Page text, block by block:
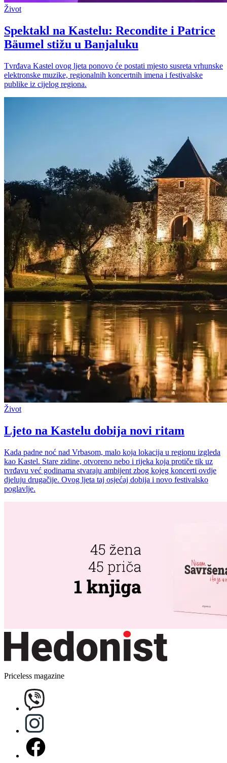
Život
Spektakl na Kastelu: Recondite i Patrice
Bäumel stižu u Banjaluku
Tvrđava Kastel ovog ljeta ponovo će postati mjesto susreta vrhunske
elektronske muzike, regionalnih koncertnih imena i festivalske
publike iz cijelog regiona.
Život
Ljeto na Kastelu dobija novi ritam
Kada padne noć nad Vrbasom, malo koja lokacija u regionu izgleda
kao Kastel. Stare zidine, otvoreno nebo i rijeka koja protiče tik uz
tvrđavu već godinama stvaraju ambijent zbog kojeg koncerti ovdje
djeluju drugačije. Ovog ljeta taj osjećaj dobija i novo festivalsko
poglavlje.
Priceless magazine